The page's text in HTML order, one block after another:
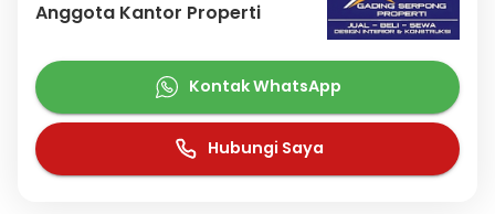
Anggota Kantor Properti
Kontak WhatsApp
Hubungi Saya